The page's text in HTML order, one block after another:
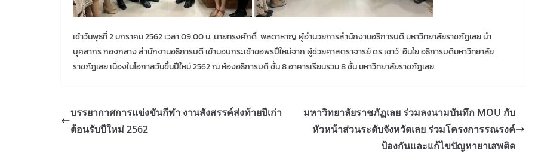
เช้าวันพุธที่ 2 มกราคม 2562 เวลา 09.00 น. นายทรงศักดิ์ พลดาหาญ ผู้อำนวยการสำนักงานอธิการบดี มหาวิทยาลัยราชภัฏเลย นำ
บุคลากร กองกลาง สำนักงานอธิการบดี เข้ามอบกระเช้าขอพรปีใหม่จาก ผู้ช่วยศาสตราจารย์ ดร.เชาว์ อินใย อธิการบดีมหาวิทยาลัย
ราชภัฏเลย เนื่องในโอกาสวันขึ้นปีใหม่ 2562 ณ ห้องอธิการบดี ชั้น 8 อาคารเรียนรวม 8 ชั้น มหาวิทยาลัยราชภัฏเลย
บรรยากาศการแข่งขันกีฬา งานสังสรรค์ส่งท้ายปีเก่า
ต้อนรับปีใหม่ 2562
มหาวิทยาลัยราชภัฏเลย ร่วมลงนามบันทึก MOU กับ
หัวหน้าส่วนระดับจังหวัดเลย ร่วมโครงการรณรงค์
ป้องกันและแก้ไขปัญหายาเสพติด